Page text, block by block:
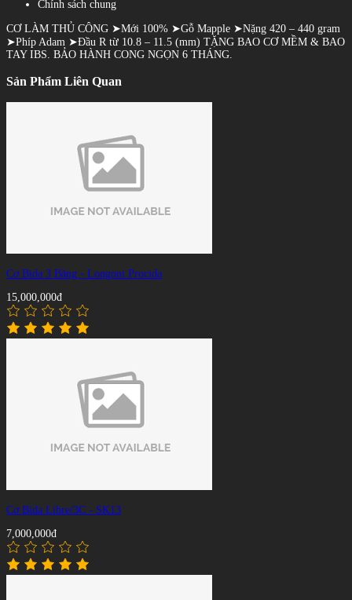
Chính sách chung
CƠ LÀM THỦ CÔNG ➤Mới 100% ➤Gỗ Mapple ➤Nặng 420 – 440 gram
➤Phíp Adam ➤Đầu R từ 10.8 – 11.5 (mm) TẶNG BAO CƠ MỀM & BAO
TAY IBS. BẢO HÀNH CONG NGỌN 6 THÁNG.
Sản Phẩm Liên Quan
Cơ Bida 3 Băng - Longoni Procida
15,000,000đ
Cơ Bida Libre/3C - SK13
7,000,000đ